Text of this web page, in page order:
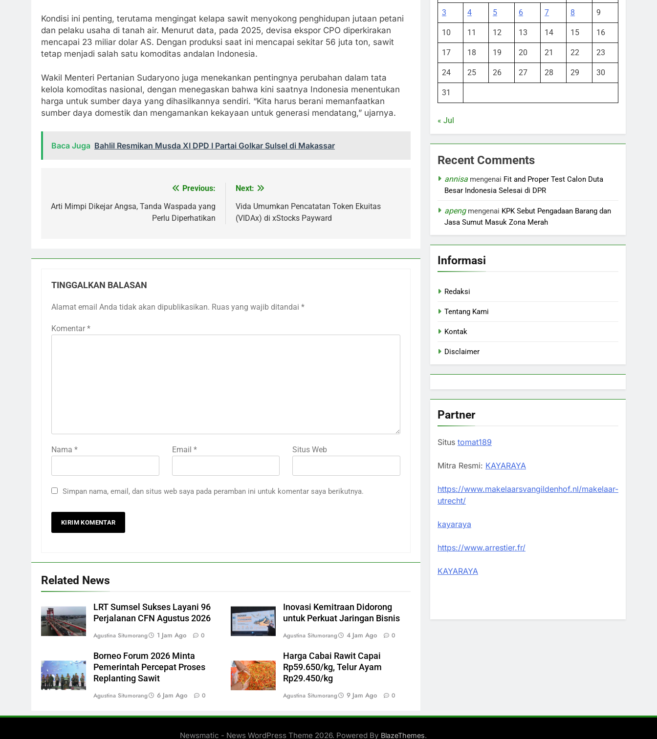
Kondisi ini penting, terutama mengingat kelapa sawit menyokong penghidupan jutaan petani
dan pelaku usaha di tanah air. Menurut data, pada 2025, devisa ekspor CPO diperkirakan
mencapai 23 miliar dolar AS. Dengan produksi saat ini mencapai sekitar 56 juta ton, sawit
tetap menjadi salah satu komoditas andalan Indonesia.
Wakil Menteri Pertanian Sudaryono juga menekankan pentingnya perubahan dalam tata
kelola komoditas nasional, dengan menegaskan bahwa kini saatnya Indonesia menentukan
harga untuk sumber daya yang dihasilkannya sendiri. “Kita harus berani memanfaatkan
sumber daya domestik dan mengamankan kekayaan untuk generasi mendatang,” ujarnya.
Baca Juga Bahlil Resmikan Musda XI DPD I Partai Golkar Sulsel di Makassar
pos
Previous:
Arti Mimpi Dikejar Angsa, Tanda Waspada yang
Perlu Diperhatikan
Next:
Vida Umumkan Pencatatan Token Ekuitas
(VIDAx) di xStocks Payward
TINGGALKAN BALASAN
Alamat email Anda tidak akan dipublikasikan. Ruas yang wajib ditandai *
Komentar *
Nama * Email * Situs Web
Simpan nama, email, dan situs web saya pada peramban ini untuk komentar saya berikutnya.
Related News
LRT Sumsel Sukses Layani 96
Perjalanan CFN Agustus 2026
Agustina Situmorang 1 Jam Ago 0
Inovasi Kemitraan Didorong
untuk Perkuat Jaringan Bisnis
Agustina Situmorang 4 Jam Ago 0
Borneo Forum 2026 Minta
Pemerintah Percepat Proses
Replanting Sawit
Agustina Situmorang 6 Jam Ago 0
Harga Cabai Rawit Capai
Rp59.650/kg, Telur Ayam
Rp29.450/kg
Agustina Situmorang 9 Jam Ago 0
3 4 5 6 7 8 9
10 11 12 13 14 15 16
17 18 19 20 21 22 23
24 25 26 27 28 29 30
31
« Jul
Recent Comments
annisa mengenai Fit and Proper Test Calon Duta
Besar Indonesia Selesai di DPR
apengmengenai KPK Sebut Pengadaan Barang dan
Jasa Sumut Masuk Zona Merah
Informasi
Redaksi
Tentang Kami
Kontak
Disclaimer
Partner
Situs tomat189
Mitra Resmi: KAYARAYA
https://www.makelaarsvangildenhof.nl/makelaar-
utrecht/
kayaraya
https://www.arrestier.fr/
KAYARAYA
Newsmatic - News WordPress Theme 2026. Powered By BlazeThemes.